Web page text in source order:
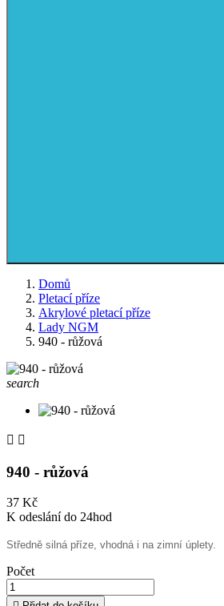
Domů
Pletací příze
Akrylové pletací příze
Lady NGM
940 - růžová
search
 
940 - růžová
37 Kč
K odeslání do 24hod
Středně silná příze, vhodná i na zimní úplety.
Počet